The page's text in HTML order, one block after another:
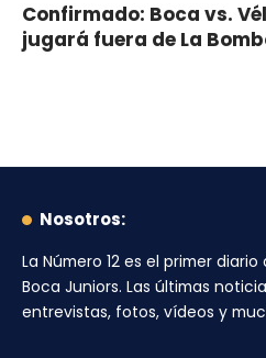
Confirmado: Boca vs.
jugará fuera de La
Nosotros:
La Número 12 es el primer diario
Boca Juniors. Las últimas
entrevistas, fotos, vídeos y